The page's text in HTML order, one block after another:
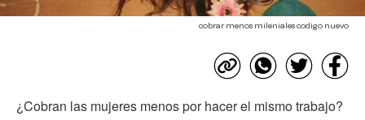
cobrar menos mileniales codigo nuevo
¿Cobran las mujeres menos por hacer el mismo trabajo?